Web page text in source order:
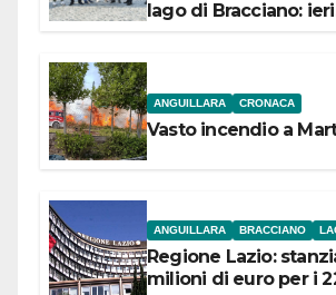
lago di Bracciano: ieri
ANGUILLARA CRONACA
Vasto incendio a
ANGUILLARA BRACCIANO
Regione Lazio:
milioni di euro per i